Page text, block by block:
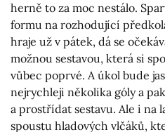
herně to za moc nestálo.
formu na rozhodující
hraje už v pátek, dá se
možnou sestavou, která si
vůbec poprvé. A úkol bude
nejrychleji několika góly a
a prostřídat sestavu. Ale i na
spoustu hladových vlčáků,